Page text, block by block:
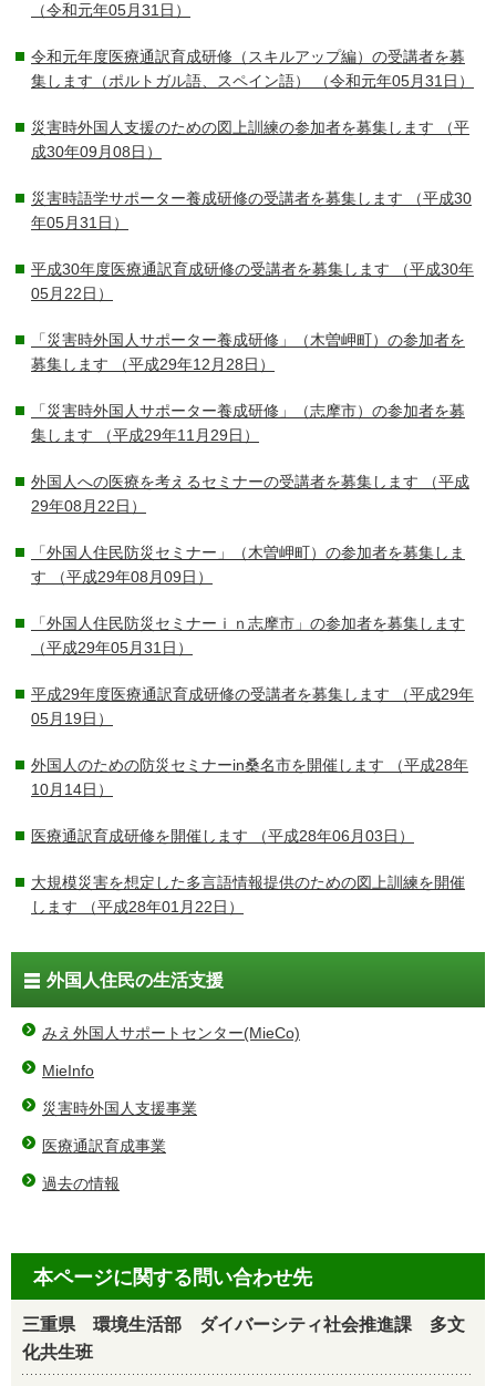
（令和元年05月31日）
令和元年度医療通訳育成研修（スキルアップ編）の受講者を募
集します（ポルトガル語、スペイン語）
（令和元年05月31日）
災害時外国人支援のための図上訓練の参加者を募集します （平
成30年09月08日）
災害時語学サポーター養成研修の受講者を募集します （平成30
年05月31日）
平成30年度医療通訳育成研修の受講者を募集します （平成30年
05月22日）
「災害時外国人サポーター養成研修」（木曽岬町）の参加者を
募集します
（平成29年12月28日）
「災害時外国人サポーター養成研修」（志摩市）の参加者を募
集します
（平成29年11月29日）
外国人への医療を考えるセミナーの受講者を募集します （平成
29年08月22日）
「外国人住民防災セミナー」（木曽岬町）の参加者を募集しま
す （平成29年08月09日）
「外国人住民防災セミナーｉｎ志摩市」の参加者を募集します
（平成29年05月31日）
平成29年度医療通訳育成研修の受講者を募集します （平成29年
05月19日）
外国人のための防災セミナーin桑名市を開催します （平成28年
10月14日）
医療通訳育成研修を開催します （平成28年06月03日）
大規模災害を想定した多言語情報提供のための図上訓練を開催
します （平成28年01月22日）
外国人住民の生活支援
みえ外国人サポートセンター(MieCo)
MieInfo
災害時外国人支援事業
医療通訳育成事業
過去の情報
本ページに関する問い合わせ先
三重県 環境生活部 ダイバーシティ社会推進課 多文
化共生班